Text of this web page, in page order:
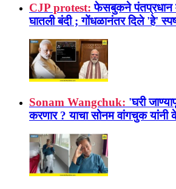
CJP protest: फेसबुकने पंतप्रधान
घातली बंदी ; गोंधळानंतर दिले 'हे'
Sonam Wangchuk: 'घरी
करणार ? याचा सोनम वांगचुक यांनी